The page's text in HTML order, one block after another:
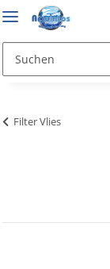
Filter Vlies